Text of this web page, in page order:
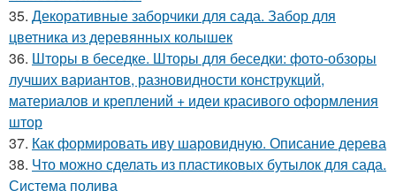
35. Декоративные заборчики для сада. Забор для
цветника из деревянных колышек
36. Шторы в беседке. Шторы для беседки: фото-обзоры
лучших вариантов, разновидности конструкций,
материалов и креплений + идеи красивого оформления
штор
37. Как формировать иву шаровидную. Описание дерева
38. Что можно сделать из пластиковых бутылок для сада.
Система полива